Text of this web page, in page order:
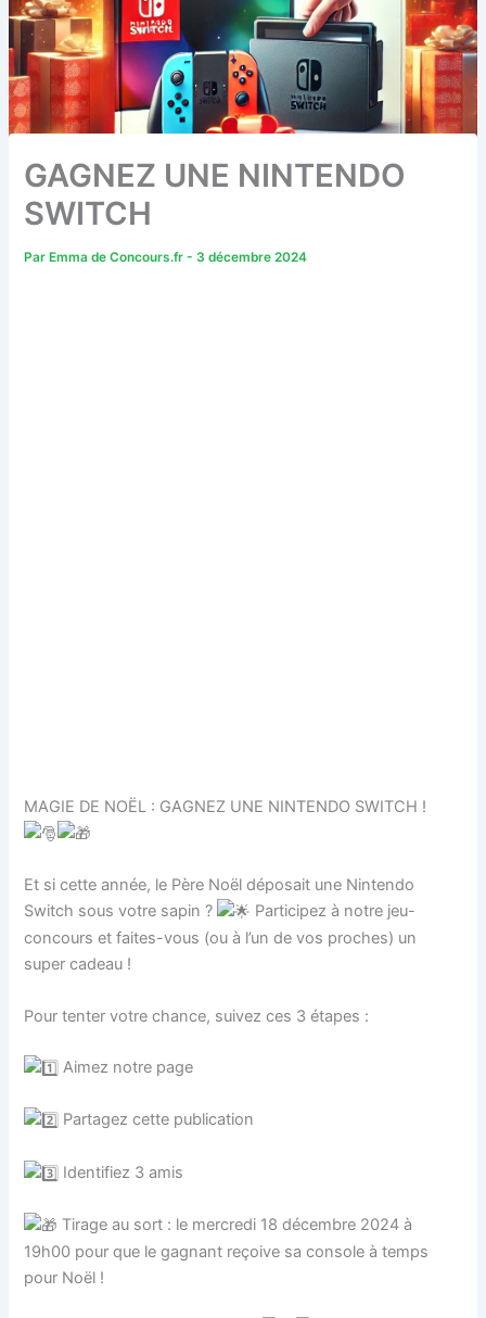
GAGNEZ UNE NINTENDO
SWITCH
Par Emma de Concours.fr- 3 décembre 2024
MAGIE DE NOËL : GAGNEZ UNE NINTENDO SWITCH !
Et si cette année, le Père Noël déposait une Nintendo
Switch sous votre sapin ?
Participez à notre jeu-
concours et faites-vous (ou à l’un de vos proches) un
super cadeau !
Pour tenter votre chance, suivez ces 3 étapes :
Aimez notre page
Partagez cette publication
Identifiez 3 amis
Tirage au sort : le mercredi 18 décembre 2024 à
19h00 pour que le gagnant reçoive sa console à temps
pour Noël !